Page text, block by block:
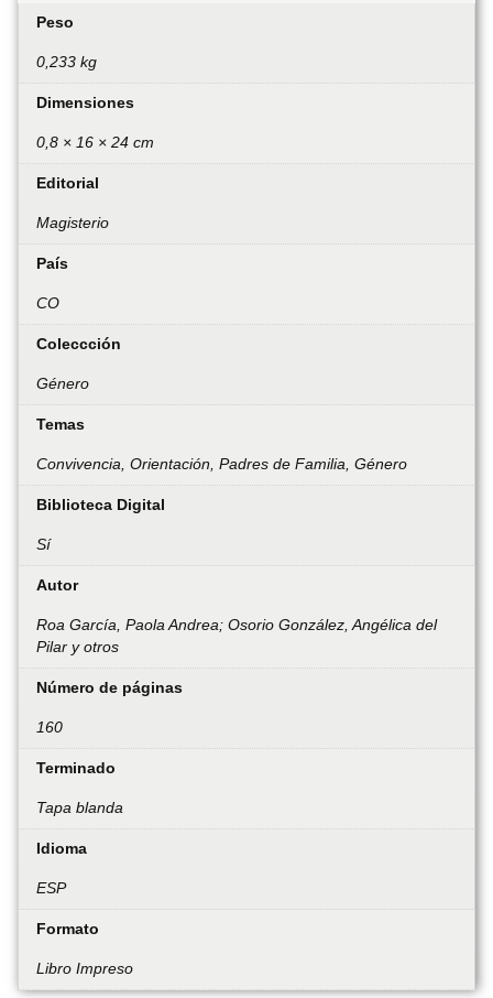
Peso
0,233 kg
Dimensiones
0,8 × 16 × 24 cm
Editorial
Magisterio
País
CO
Coleccción
Género
Temas
Convivencia, Orientación, Padres de Familia, Género
Biblioteca Digital
Sí
Autor
Roa García, Paola Andrea; Osorio González, Angélica del
Pilar y otros
Número de páginas
160
Terminado
Tapa blanda
Idioma
ESP
Formato
Libro Impreso